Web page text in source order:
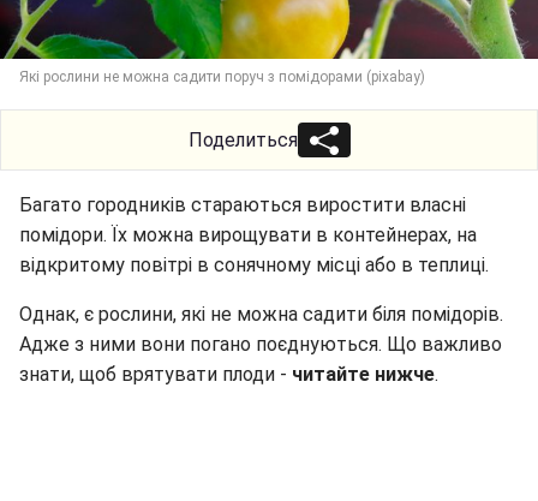
Які рослини не можна садити поруч з помідорами (pixabay)
Поделиться
Багато городників стараються виростити власні
помідори. Їх можна вирощувати в контейнерах, на
відкритому повітрі в сонячному місці або в теплиці.
Однак, є рослини, які не можна садити біля помідорів.
Адже з ними вони погано поєднуються. Що важливо
знати, щоб врятувати плоди - читайте нижче.